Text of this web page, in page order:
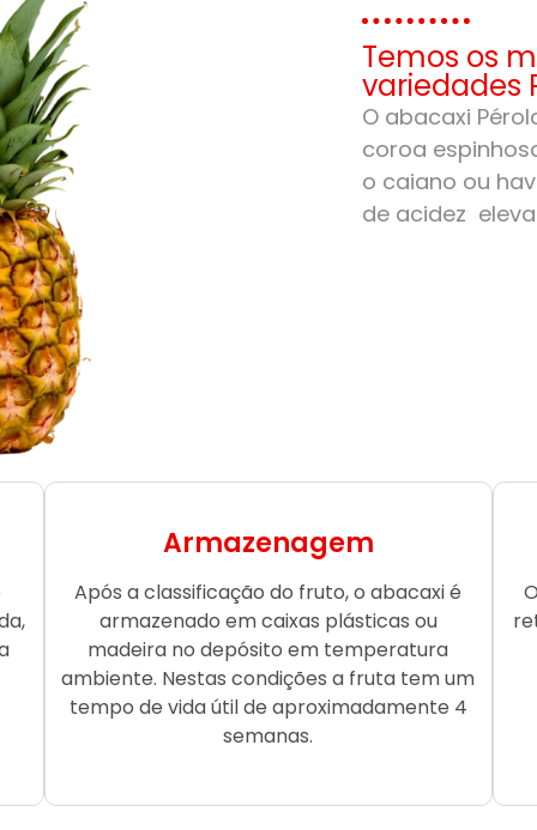
Temos os
variedades
O abacaxi
coroa
o caiano ou
de acidez
Armazenagem
Após a classificação do fruto, o abacaxi é
armazenado em caixas plásticas ou
madeira no depósito em temperatura
ambiente. Nestas condições a fruta tem um
tempo de vida útil de aproximadamente 4
semanas.